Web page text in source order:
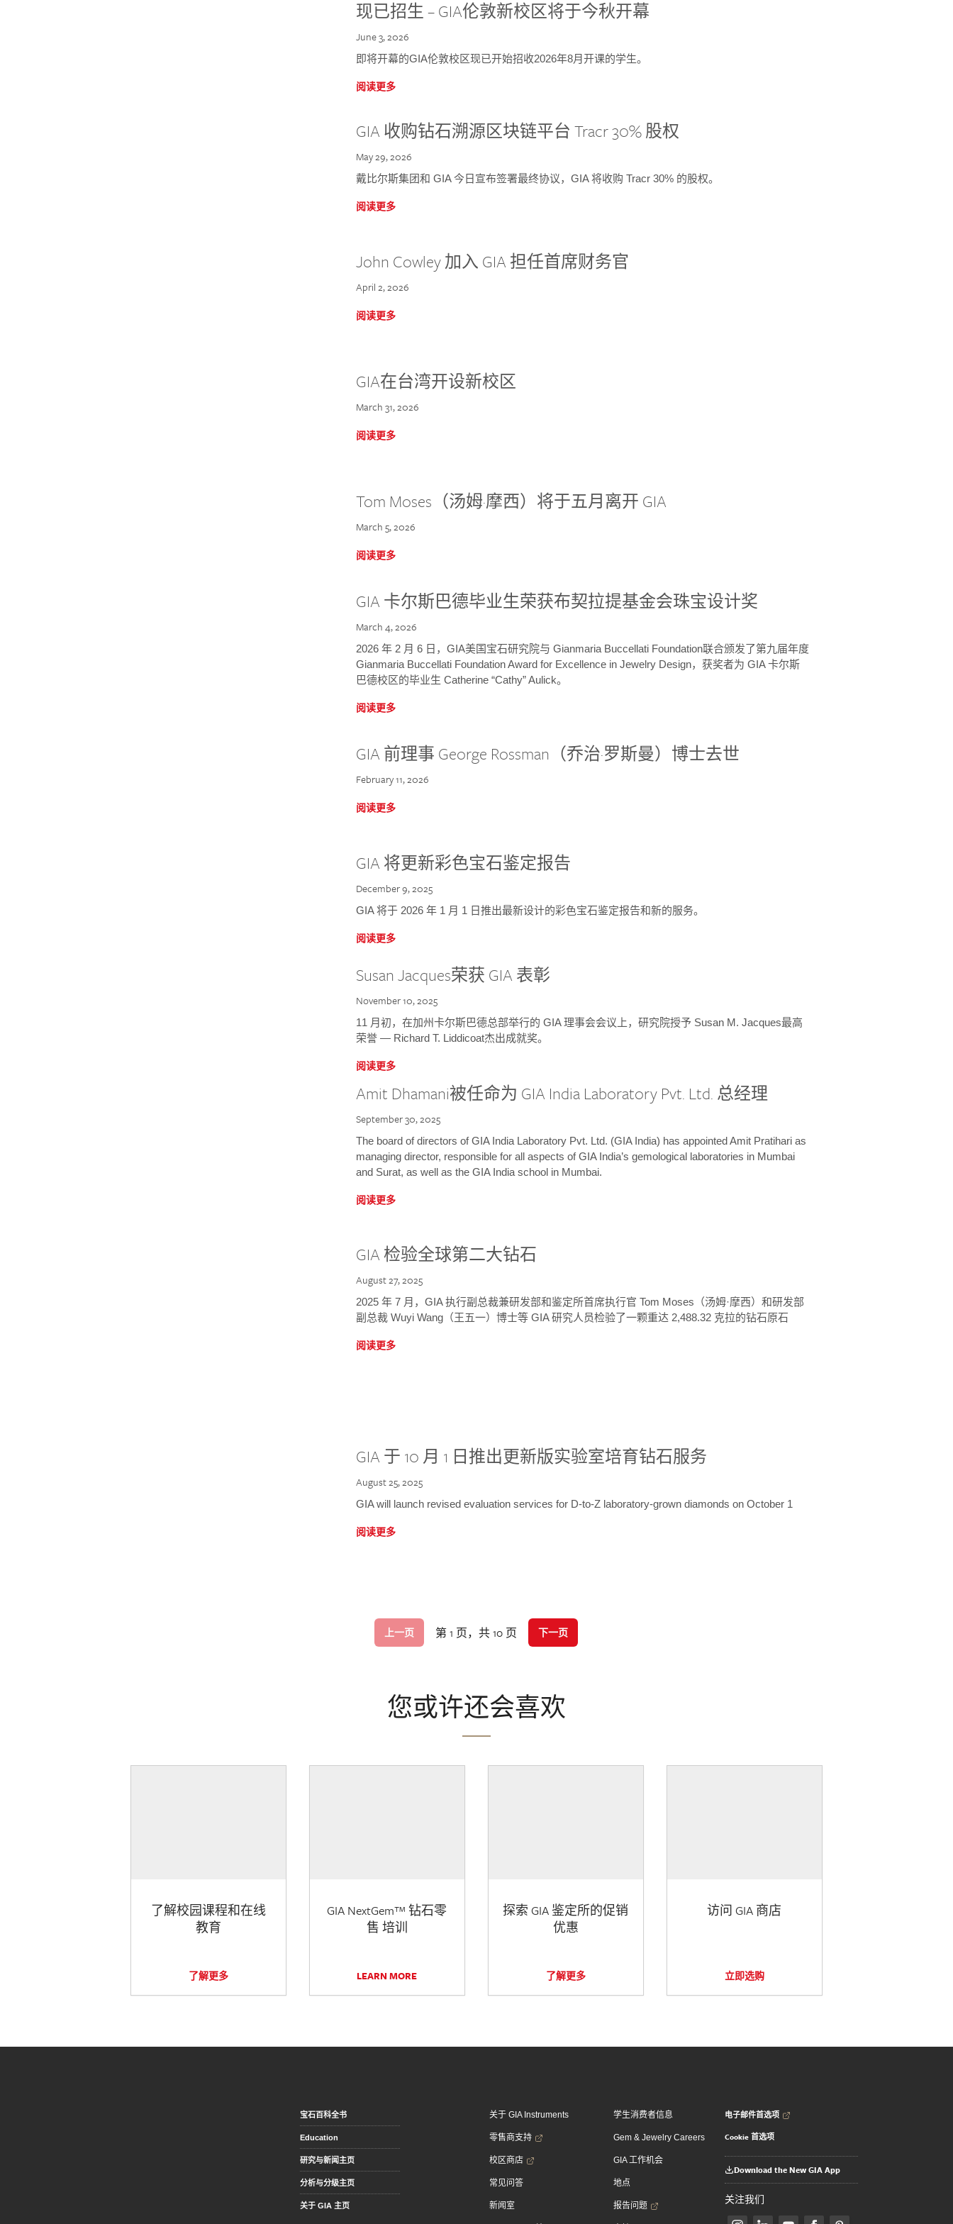
现已招生 – GIA伦敦新校区将于今秋开幕
June 3, 2026
即将开幕的GIA伦敦校区现已开始招收2026年8月开课的学生。
阅读更多
GIA 收购钻石溯源区块链平台 Tracr 30% 股权
May 29, 2026
戴比尔斯集团和 GIA 今日宣布签署最终协议，GIA 将收购 Tracr 30% 的股权。
阅读更多
John Cowley 加入 GIA 担任首席财务官
April 2, 2026
阅读更多
GIA在台湾开设新校区
March 31, 2026
阅读更多
Tom Moses（汤姆·摩西）将于五月离开 GIA
March 5, 2026
阅读更多
GIA 卡尔斯巴德毕业生荣获布契拉提基金会珠宝设计奖
March 4, 2026
2026 年 2 月 6 日，GIA美国宝石研究院与 Gianmaria Buccellati Foundation联合颁发了第九届年度
Gianmaria Buccellati Foundation Award for Excellence in Jewelry Design，获奖者为 GIA 卡尔斯
巴德校区的毕业生 Catherine “Cathy” Aulick。
阅读更多
GIA 前理事 George Rossman（乔治·罗斯曼）博士去世
February 11, 2026
阅读更多
GIA 将更新彩色宝石鉴定报告
December 9, 2025
GIA 将于 2026 年 1 月 1 日推出最新设计的彩色宝石鉴定报告和新的服务。
阅读更多
Susan Jacques荣获 GIA 表彰
November 10, 2025
11 月初，在加州卡尔斯巴德总部举行的 GIA 理事会会议上，研究院授予 Susan M. Jacques最高
荣誉 — Richard T. Liddicoat杰出成就奖。
阅读更多
Amit Dhamani被任命为 GIA India Laboratory Pvt. Ltd. 总经理
September 30, 2025
The board of directors of GIA India Laboratory Pvt. Ltd. (GIA India) has appointed Amit Pratihari as
managing director, responsible for all aspects of GIA India’s gemological laboratories in Mumbai
and Surat, as well as the GIA India school in Mumbai.
阅读更多
GIA 检验全球第二大钻石
August 27, 2025
2025 年 7 月，GIA 执行副总裁兼研发部和鉴定所首席执行官 Tom Moses（汤姆·摩西）和研发部
副总裁 Wuyi Wang（王五一）博士等 GIA 研究人员检验了一颗重达 2,488.32 克拉的钻石原石
阅读更多
GIA 于 10 月 1 日推出更新版实验室培育钻石服务
August 25, 2025
GIA will launch revised evaluation services for D-to-Z laboratory-grown diamonds on October 1
阅读更多
上一页 第 1 页，共 10 页 下一页
您或许还会喜欢
了解校园课程和在线
教育
了解更多
GIA NextGem™ 钻石零
售 培训
LEARN MORE
探索 GIA 鉴定所的促销
优惠
了解更多
访问 GIA 商店
立即选购
宝石百科全书
Education
研究与新闻主页
分析与分级主页
关于 GIA 主页
关于 GIA Instruments
零售商支持
校区商店
常见问答
新闻室
学生消费者信息
Gem & Jewelry Careers
GIA 工作机会
地点
报告问题
电子邮件首选项
Cookie 首选项
Download the New GIA App
关注我们